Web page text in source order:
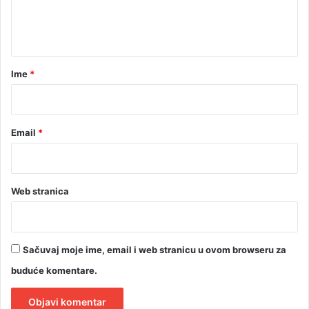
r
Ime *
Email *
Web stranica
Sačuvaj moje ime, email i web stranicu u ovom browseru za
buduće komentare.